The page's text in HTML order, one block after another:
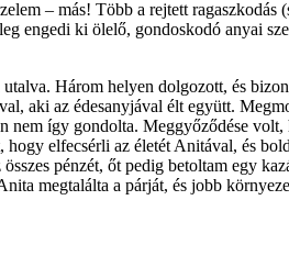
– más! Több a rejtett ragaszkodás
engedi ki ölelő, gondoskodó anyai
Három helyen dolgozott, és
aki az édesanyjával élt együtt.
nem így gondolta. Meggyőződése
elfecsérli az életét Anitával, és
pénzét, őt pedig betoltam egy
megtalálta a párját, és jobb